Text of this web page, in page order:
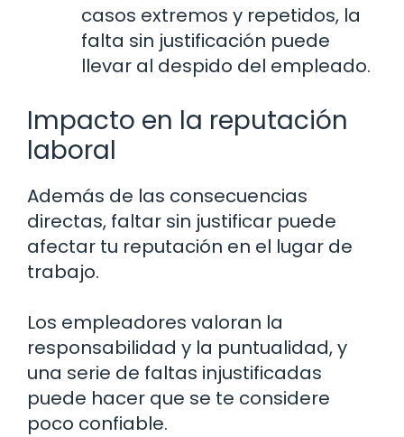
casos extremos y repetidos, la
falta sin justificación puede
llevar al despido del empleado.
Impacto en la reputación
laboral
Además de las consecuencias
directas, faltar sin justificar puede
afectar tu reputación en el lugar de
trabajo.
Los empleadores valoran la
responsabilidad y la puntualidad, y
una serie de faltas injustificadas
puede hacer que se te considere
poco confiable.